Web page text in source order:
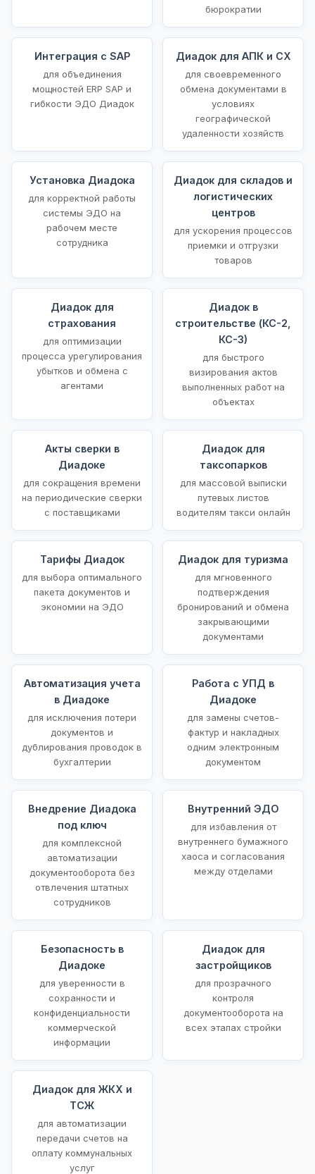
бюрократии
Интеграция с SAP
для объединения
мощностей ERP SAP и
гибкости ЭДО Диадок
Диадок для АПК и СХ
для своевременного
обмена документами в
условиях
географической
удаленности хозяйств
Установка Диадока
для корректной работы
системы ЭДО на
рабочем месте
сотрудника
Диадок для складов и
логистических
центров
для ускорения процессов
приемки и отгрузки
товаров
Диадок для
страхования
для оптимизации
процесса урегулирования
убытков и обмена с
агентами
Диадок в
строительстве (КС-2,
КС-3)
для быстрого
визирования актов
выполненных работ на
объектах
Акты сверки в
Диадоке
для сокращения времени
на периодические сверки
с поставщиками
Диадок для
таксопарков
для массовой выписки
путевых листов
водителям такси онлайн
Тарифы Диадок
для выбора оптимального
пакета документов и
экономии на ЭДО
Диадок для туризма
для мгновенного
подтверждения
бронирований и обмена
закрывающими
документами
Автоматизация учета
в Диадоке
для исключения потери
документов и
дублирования проводок в
бухгалтерии
Работа с УПД в
Диадоке
для замены счетов-
фактур и накладных
одним электронным
документом
Внедрение Диадока
под ключ
для комплексной
автоматизации
документооборота без
отвлечения штатных
сотрудников
Внутренний ЭДО
для избавления от
внутреннего бумажного
хаоса и согласования
между отделами
Безопасность в
Диадоке
для уверенности в
сохранности и
конфиденциальности
коммерческой
информации
Диадок для
застройщиков
для прозрачного
контроля
документооборота на
всех этапах стройки
Диадок для ЖКХ и
ТСЖ
для автоматизации
передачи счетов на
оплату коммунальных
услуг